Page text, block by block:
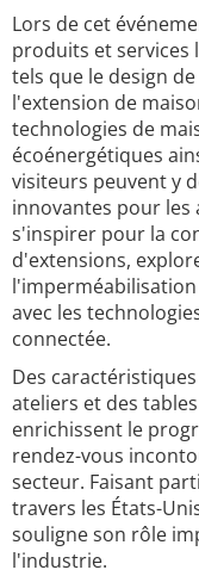
Lors de cet
produits et services
tels que le design
l'extension de
technologies de
écoénergétiques
visiteurs peuvent y
innovantes pour les
s'inspirer pour la
d'extensions,
avec les
connectée.
Des
ateliers et des
enrichissent le
rendez-vous
secteur. Faisant
travers les États-
souligne son rôle
l'industrie.